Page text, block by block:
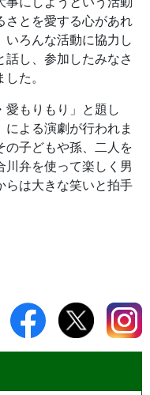
さとを愛する心があれ
いろんな活動に協力し
話し、参加したみなさ
した。
愛もりもり」と題し
よる演劇が行われま
の子どもや孫、二人を
川弁を使って楽しく男
らは大きな笑いと拍手